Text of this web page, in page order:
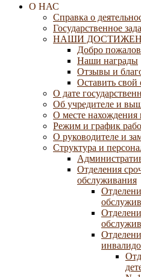
О НАС
Справка о
Государственное
НАШИ
Добро
Наши награды
Отзывы и
Оставить свой
О дате
Об учредителе и
О месте нахождения
Режим и график
О руководителе и
Структура и
Отделения
обслуживания